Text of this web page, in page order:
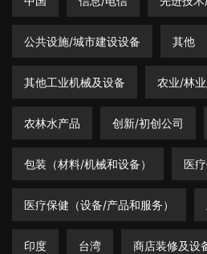
公共设施/城市建设设备 其他
其他工业机械及设备 农业/林
农林水产品 创新/初创公司
包装（材料/机械和设备） 医
医疗保健（设备/产品和服务）
印度 台湾 商店装修及设